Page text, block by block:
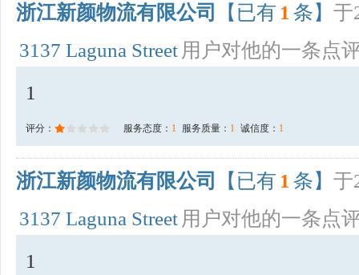
浙江新颜物流有限公司 【已有 1 条】 于
3137 Laguna Street 用户对他的一条点
1
评分： 服务态度： 1 服务质量： 1 诚信度： 1
浙江新颜物流有限公司 【已有 1 条】 于
3137 Laguna Street 用户对他的一条点
1